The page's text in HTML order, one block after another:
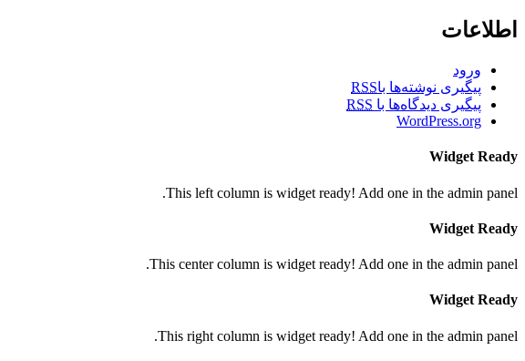
اطلاعات
ورود
پیگیری نوشته‌ها باRSS
پیگیری دیدگاه‌ها با RSS
WordPress.org
Widget Ready
This left column is widget ready! Add one in the admin panel.
Widget Ready
This center column is widget ready! Add one in the admin panel.
Widget Ready
This right column is widget ready! Add one in the admin panel.